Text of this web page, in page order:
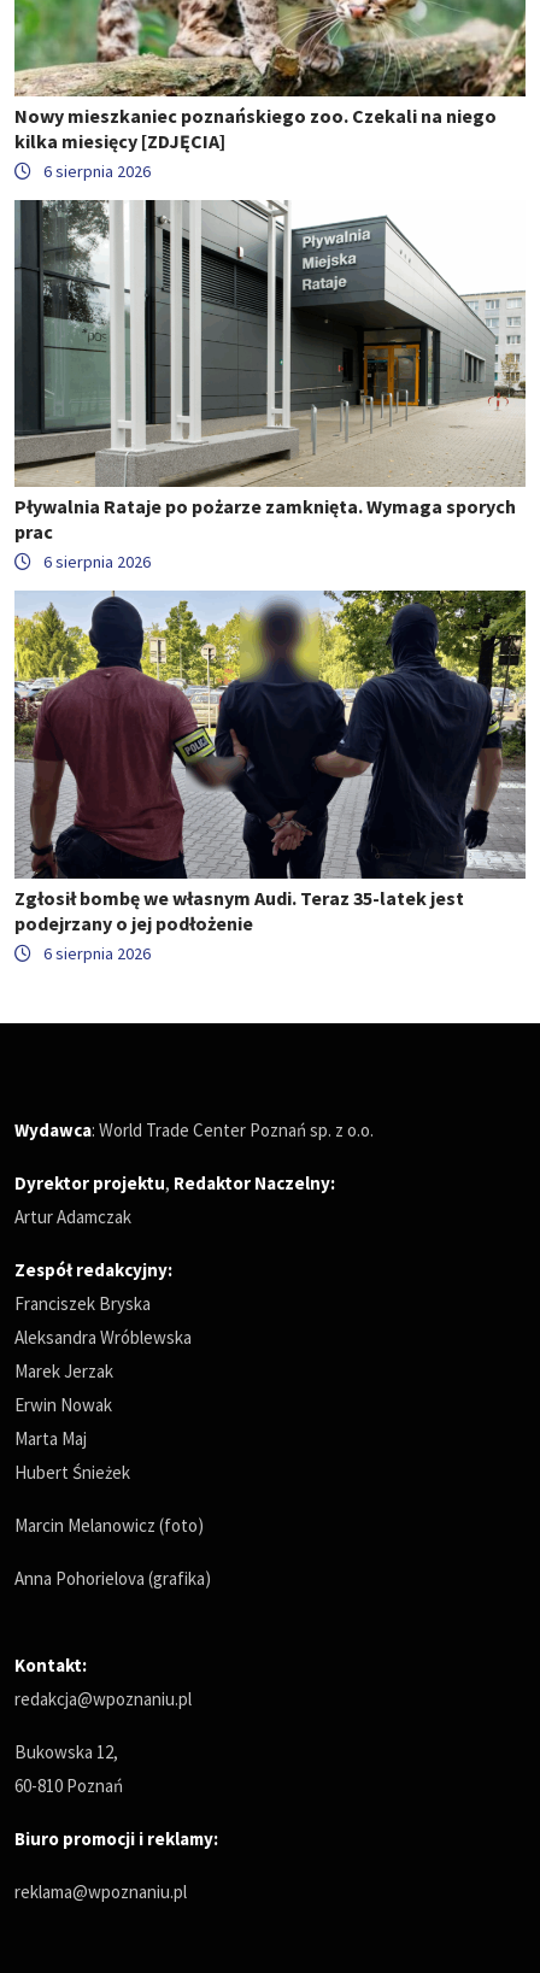
Nowy mieszkaniec poznańskiego zoo. Czekali na niego
kilka miesięcy [ZDJĘCIA]
6 sierpnia 2026
Pływalnia Rataje po pożarze zamknięta. Wymaga sporych
prac
6 sierpnia 2026
Zgłosił bombę we własnym Audi. Teraz 35-latek jest
podejrzany o jej podłożenie
6 sierpnia 2026
Wydawca: World Trade Center Poznań sp. z o.o.
Dyrektor projektu, Redaktor Naczelny:
Artur Adamczak
Zespół redakcyjny:
Franciszek Bryska
Aleksandra Wróblewska
Marek Jerzak
Erwin Nowak
Marta Maj
Hubert Śnieżek
Marcin Melanowicz (foto)
Anna Pohorielova (grafika)
Kontakt:
redakcja@wpoznaniu.pl
Bukowska 12,
60-810 Poznań
Biuro promocji i reklamy:
reklama@wpoznaniu.pl